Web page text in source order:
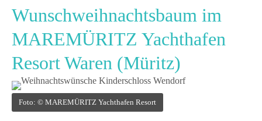
info@mueritzportal.de
Info´s
Impressum
Datenschutz
Kontakt
Wunschweihnachtsbaum im
MAREMÜRITZ Yachthafen
Resort Waren (Müritz)
Foto: © MAREMÜRITZ Yachthafen Resort